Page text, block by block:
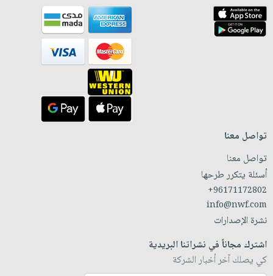
تواصل معنا
تواصل معنا
أسئلة يتكرر طرحها
+96171172802
info@nwf.com
نشرة الإصدارات
اشترك مجاناً في نشراتنا البريدية
كي يصلك آخر أخبار الشركة